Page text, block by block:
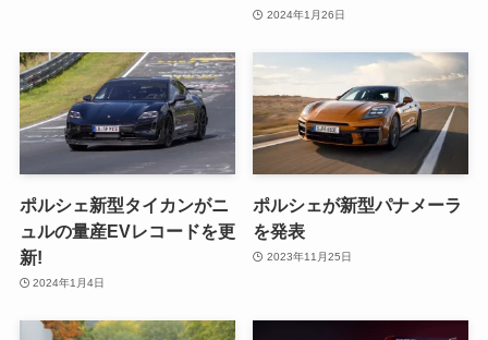
2024年1月26日
ポルシェ新型タイカンがニ
ュルの量産EVレコードを更
新!
2024年1月4日
ポルシェが新型パナメーラ
を発表
2023年11月25日